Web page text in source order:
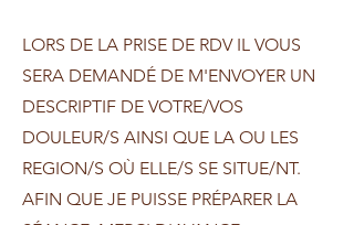
LORS DE LA PRISE DE RDV IL VOUS
SERA DEMANDÉ DE M'ENVOYER UN
DESCRIPTIF DE VOTRE/VOS
DOULEUR/S AINSI QUE LA OU LES
REGION/S OÙ ELLE/S SE SITUE/NT.
AFIN QUE JE PUISSE PRÉPARER LA